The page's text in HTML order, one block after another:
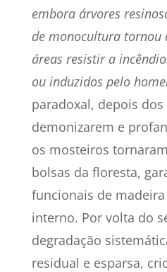
embora árvores
de monocultura tornou
áreas resistir a
ou induzidos pelo
paradoxal, depois dos
demonizarem e
os mosteiros
bolsas da floresta,
funcionais de
interno. Por volta do
degradação
residual e esparsa,